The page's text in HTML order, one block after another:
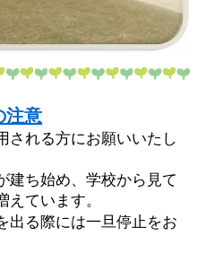
注意
される方にお願いいたし
建ち始め、学校から見て
ています。
出る際には一旦停止をお